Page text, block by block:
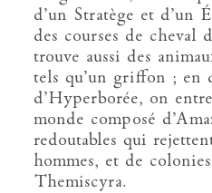
d’un Stratège et d’un
des courses de cheval
trouve aussi des
tels qu’un griffon ; en
d’Hyperborée, on
monde composé
redoutables qui
hommes, et de
Themiscyra.